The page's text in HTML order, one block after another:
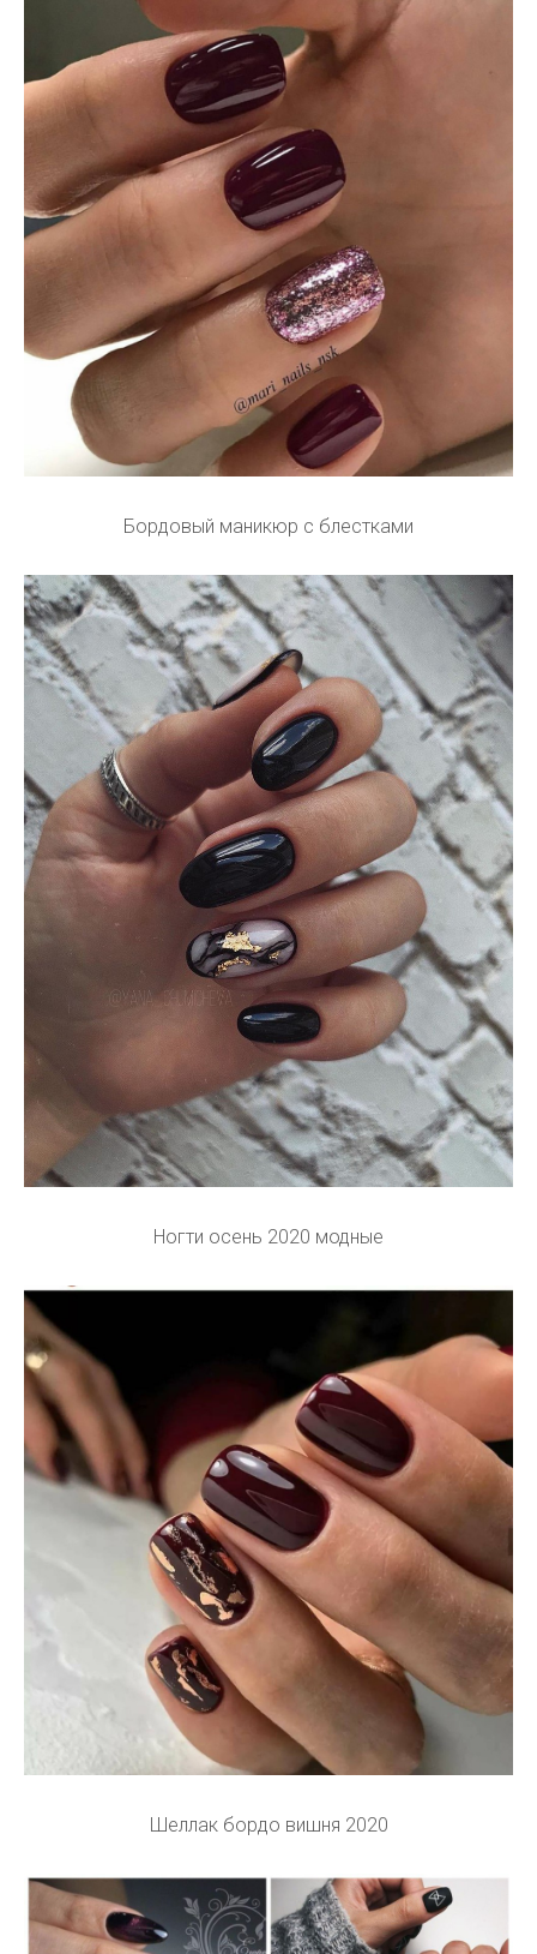
Бордовый маникюр с блестками
Ногти осень 2020 модные
Шеллак бордо вишня 2020